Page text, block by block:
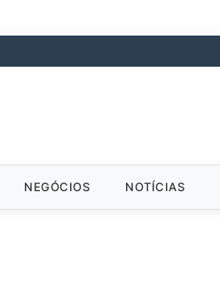
NEGÓCIOS NOTÍCIAS